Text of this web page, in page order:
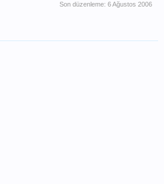
Son düzenleme: 6 Ağustos 2006